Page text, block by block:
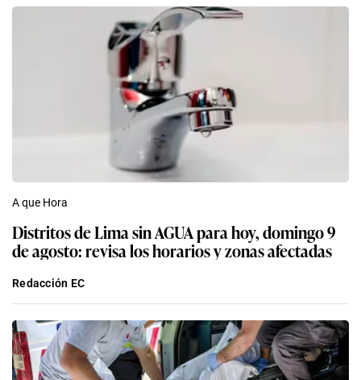
A que Hora
Distritos de Lima sin AGUA para hoy, domingo 9
de agosto: revisa los horarios y zonas afectadas
Redacción EC